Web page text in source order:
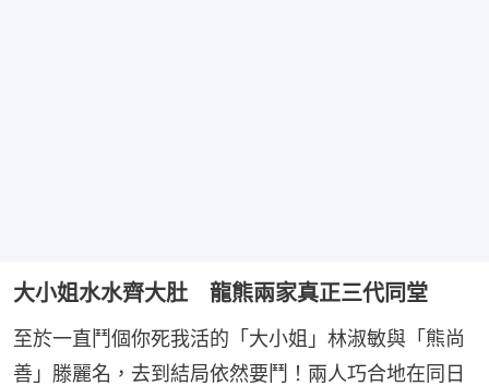
大小姐水水齊大肚 龍熊兩家真正三代同堂
至於一直鬥個你死我活的「大小姐」林淑敏與「熊尚
善」滕麗名，去到結局依然要鬥！兩人巧合地在同日